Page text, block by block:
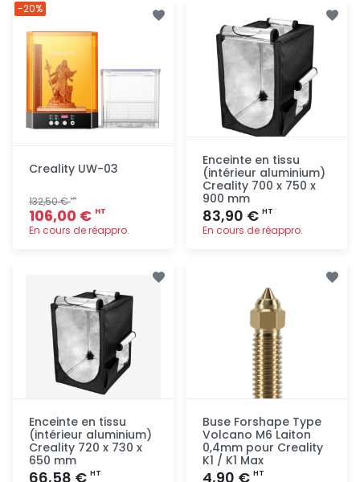
rapide
Creality UW-03
132,50 €HT
106,00 € HT
En cours de réappro.
-20%
Enceinte en tissu
(intérieur aluminium)
Creality 700 x 750 x
900 mm
83,90 € HT
En cours de réappro.
Enceinte en tissu
(intérieur aluminium)
Creality 720 x 730 x
650 mm
66,58 € HT
Buse Forshape Type
Volcano M6 Laiton
0,4mm pour Creality
K1 / K1 Max
4,90 € HT